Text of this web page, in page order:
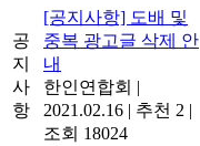
공
지
사
항
[공지사항] 도배 및
중복 광고글 삭제 안
내
한인연합회 |
2021.02.16 | 추천 2 |
조회 18024